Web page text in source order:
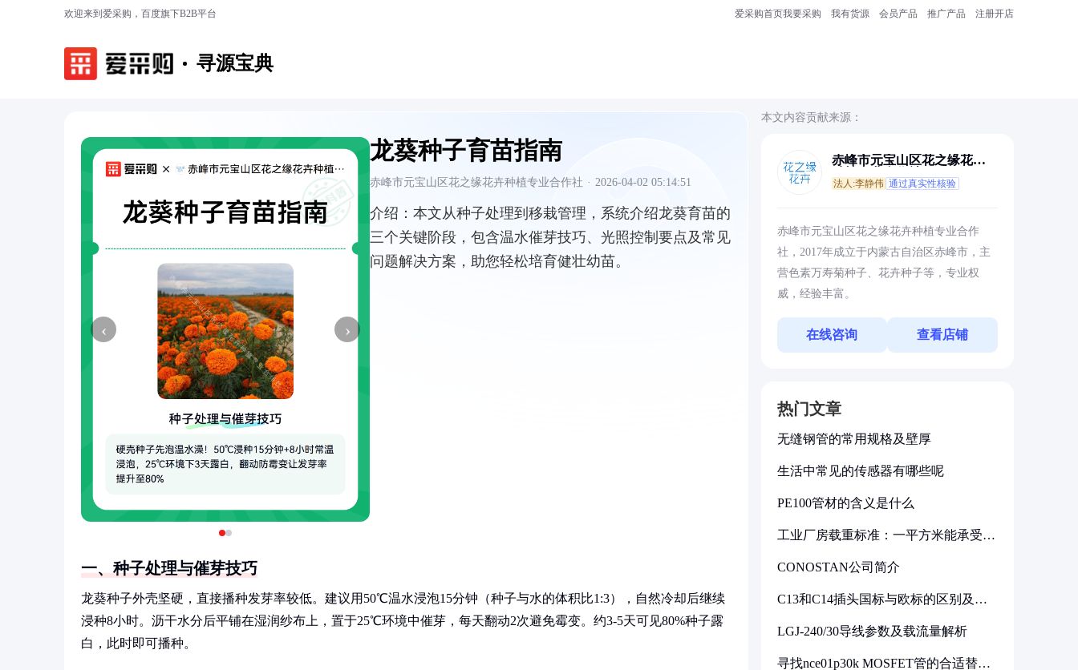
欢迎来到爱采购，百度旗下B2B平台 爱采购首页我要采购 我有货源 会员产品 推广产品 注册开店
寻源宝典
‹ ›
龙葵种子育苗指南
赤峰市元宝山区花之缘花卉种植专业合作社 · 2026-04-02 05:14:51
介绍： 本文从种子处理到移栽管理，系统介绍龙葵育苗的
三个关键阶段，包含温水催芽技巧、光照控制要点及常见
问题解决方案，助您轻松培育健壮幼苗。
一、种子处理与催芽技巧
龙葵种子外壳坚硬，直接播种发芽率较低。建议用50℃温水浸泡15分钟（种子与水的体积比1:3），自然冷却后继续
浸种8小时。沥干水分后平铺在湿润纱布上，置于25℃环境中催芽，每天翻动2次避免霉变。约3-5天可见80%种子露
白，此时即可播种。
本文内容贡献来源：
赤峰市元宝山区花之缘花卉
法人:李静伟 通过真实性核验
赤峰市元宝山区花之缘花卉种植专业合作
社，2017年成立于内蒙古自治区赤峰市，主
营色素万寿菊种子、花卉种子等，专业权
威，经验丰富。
在线咨询 查看店铺
热门文章
无缝钢管的常用规格及壁厚
生活中常见的传感器有哪些呢
PE100管材的含义是什么
工业厂房载重标准：一平方米能承受多
CONOSTAN公司简介
C13和C14插头国标与欧标的区别及其
LGJ-240/30导线参数及载流量解析
寻找nce01p30k MOSFET管的合适替代